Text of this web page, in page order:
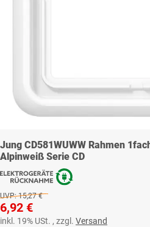
Jung CD581WUWW Rahmen
Alpinweiß Serie CD
UVP: 15,27 €
6,92 €
inkl. 19% USt. , zzgl. Versand